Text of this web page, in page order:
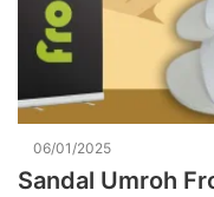
06/01/2025
Sandal Umroh